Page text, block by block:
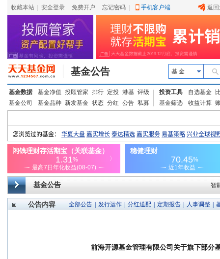
收藏本站 安全登录 免费开户 忘记密码 手机客户端 返
基金公告 基 金
基金数据 基金净值 投顾管家 排行 定投 港基 评级
基金公司
基金品种 新发基金 状态 分红 公告 私募
投资工具 自选基金
基金筛选
收益计算
基金公告 智
公告内容 全部公告 发行运作 分红送配 定期报告 人事调整
前海开源基金管理有限公司关于旗下部分